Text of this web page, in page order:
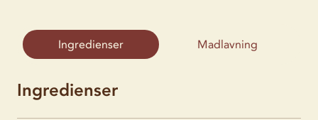
Ingredienser Madlavning
Ingredienser